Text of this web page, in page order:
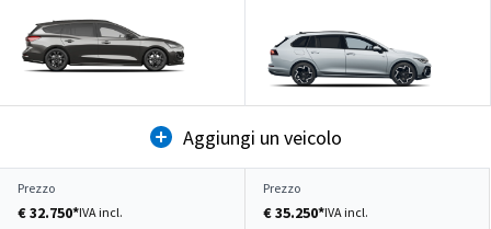
Aggiungi un veicolo
Prezzo
€ 32.750*IVA incl.
Prezzo
€ 35.250*IVA incl.